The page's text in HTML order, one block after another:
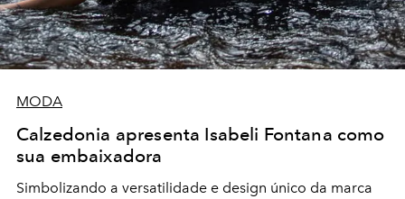
MODA
Calzedonia apresenta Isabeli Fontana como
sua embaixadora
Simbolizando a versatilidade e design único da marca